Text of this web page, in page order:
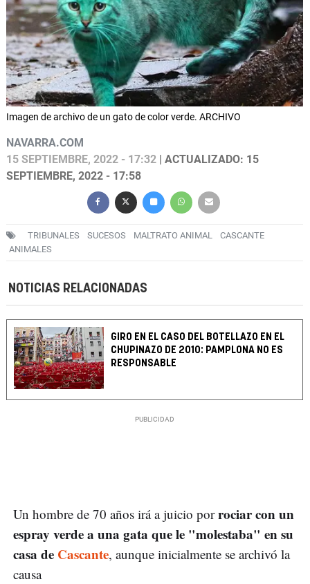
Imagen de archivo de un gato de color verde. ARCHIVO
NAVARRA.COM
15 SEPTIEMBRE, 2022 - 17:32 | ACTUALIZADO: 15
SEPTIEMBRE, 2022 - 17:58
TRIBUNALES SUCESOS MALTRATO ANIMAL
CASCANTE
ANIMALES
NOTICIAS RELACIONADAS
GIRO EN EL CASO DEL BOTELLAZO EN EL
CHUPINAZO DE 2010: PAMPLONA NO ES
RESPONSABLE
Un hombre de 70 años irá a juicio porrociar con un
espray verde a una gata que le "molestaba" en su
casa de Cascante, aunque inicialmente se archivó la
causa